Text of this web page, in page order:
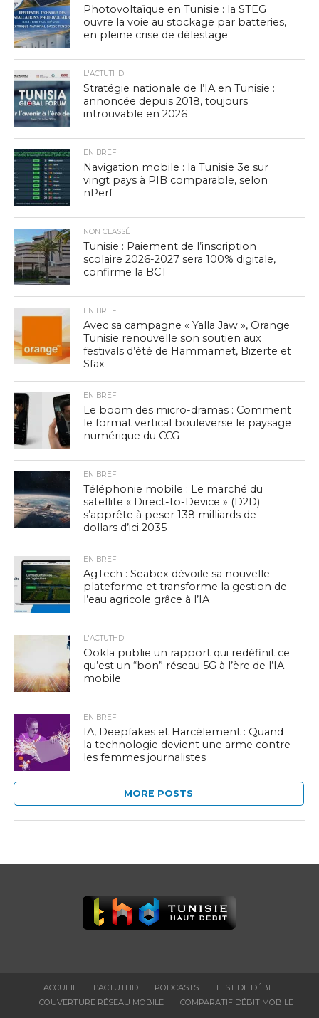
Photovoltaïque en Tunisie : la STEG
ouvre la voie au stockage par batteries,
en pleine crise de délestage
L'ACTUTHD
Stratégie nationale de l’IA en Tunisie :
annoncée depuis 2018, toujours
introuvable en 2026
EN BREF
Navigation mobile : la Tunisie 3e sur
vingt pays à PIB comparable, selon
nPerf
NON CLASSÉ
Tunisie : Paiement de l’inscription
scolaire 2026-2027 sera 100% digitale,
confirme la BCT
EN BREF
Avec sa campagne « Yalla Jaw », Orange
Tunisie renouvelle son soutien aux
festivals d’été de Hammamet, Bizerte et
Sfax
EN BREF
Le boom des micro-dramas : Comment
le format vertical bouleverse le paysage
numérique du CCG
EN BREF
Téléphonie mobile : Le marché du
satellite « Direct-to-Device » (D2D)
s’apprête à peser 138 milliards de
dollars d’ici 2035
EN BREF
AgTech : Seabex dévoile sa nouvelle
plateforme et transforme la gestion de
l’eau agricole grâce à l’IA
L'ACTUTHD
Ookla publie un rapport qui redéfinit ce
qu’est un “bon” réseau 5G à l’ère de l’IA
mobile
EN BREF
IA, Deepfakes et Harcèlement : Quand
la technologie devient une arme contre
les femmes journalistes
MORE POSTS
ACCUEIL L’ACTUTHD PODCASTS
TEST DE DÉBIT
COUVERTURE RÉSEAU MOBILE
COMPARATIF DÉBIT MOBILE